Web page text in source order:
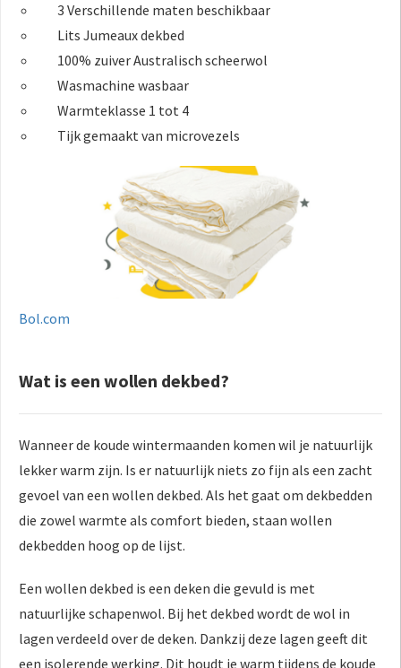
3 Verschillende maten beschikbaar
Lits Jumeaux dekbed
100% zuiver Australisch scheerwol
Wasmachine wasbaar
Warmteklasse 1 tot 4
Tijk gemaakt van microvezels
Bol.com
Wat is een wollen dekbed?
Wanneer de koude wintermaanden komen wil je natuurlijk
lekker warm zijn. Is er natuurlijk niets zo fijn als een zacht
gevoel van een wollen dekbed. Als het gaat om dekbedden
die zowel warmte als comfort bieden, staan wollen
dekbedden hoog op de lijst.
Een wollen dekbed is een deken die gevuld is met
natuurlijke schapenwol. Bij het dekbed wordt de wol in
lagen verdeeld over de deken. Dankzij deze lagen geeft dit
een isolerende werking. Dit houdt je warm tijdens de koude